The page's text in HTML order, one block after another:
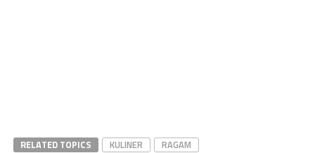
RELATED TOPICS KULINER RAGAM